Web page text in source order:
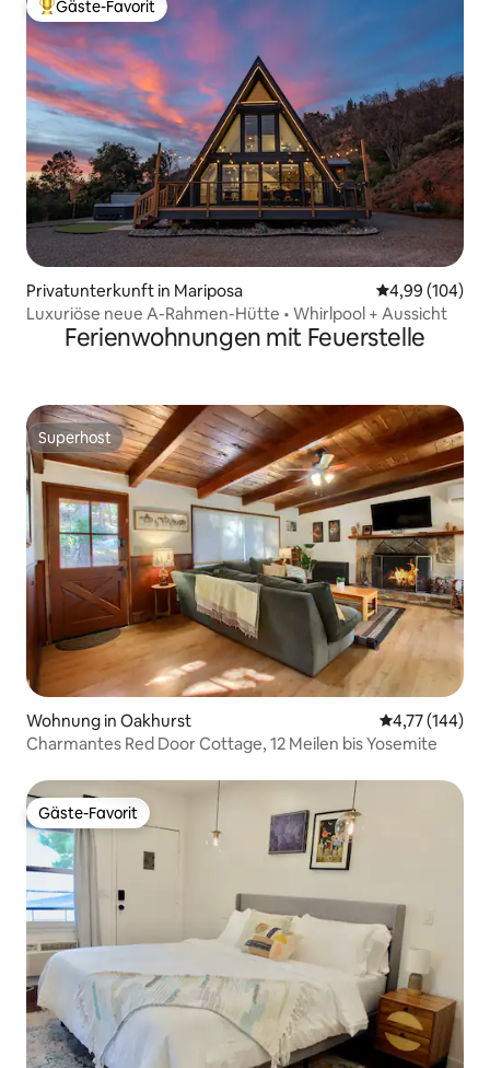
Beliebter Gäste-Favorit.
Gäste-Favorit
Privatunterkunft in Mariposa
4,99 (104)
Luxuriöse neue A-Rahmen-Hütte • Whirlpool + Aussicht
Ferienwohnungen mit Feuerstelle
Superhost
Superhost
Wohnung in Oakhurst
4,77 (144)
Charmantes Red Door Cottage, 12 Meilen bis Yosemite
Gäste-Favorit
Gäste-Favorit